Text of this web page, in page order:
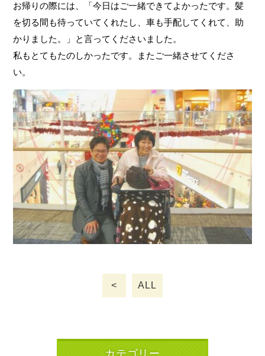
お帰りの際には、「今日はご一緒できてよかったです。髪
を切る間も待っていてくれたし、車も手配してくれて、助
かりました。」と言ってくださいました。
私もとてもたのしかったです。またご一緒させてくださ
い。
< ALL
カテゴリー